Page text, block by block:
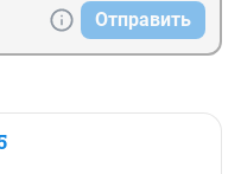
Отправить